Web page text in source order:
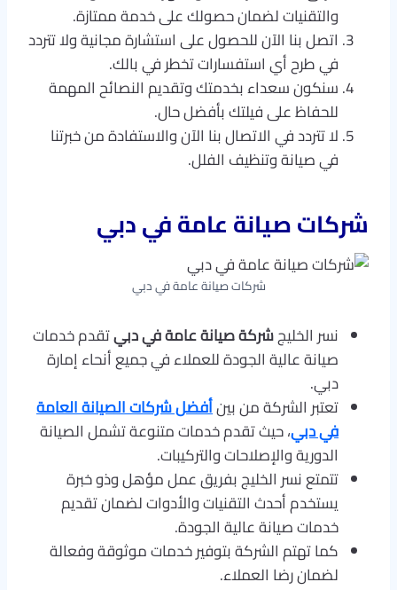
والتقنيات لضمان حصولك على خدمة ممتازة.
اتصل بنا الآن للحصول على استشارة مجانية ولا تتردد
في طرح أي استفسارات تخطر في بالك.
سنكون سعداء بخدمتك وتقديم النصائح المهمة
للحفاظ على فيلتك بأفضل حال.
لا تتردد في الاتصال بنا الآن والاستفادة من خبرتنا
في صيانة وتنظيف الفلل.
شركات صيانة عامة في دبي
شركات صيانة عامة في دبي
نسر الخليجشركة صيانة عامة في دبيتقدم خدمات
صيانة عالية الجودة للعملاء في جميع أنحاء إمارة
دبي.
تعتبر الشركة من بينأفضل شركات الصيانة العامة
في دبي، حيث تقدم خدمات متنوعة تشمل الصيانة
الدورية والإصلاحات والتركيبات.
تتمتع نسر الخليج بفريق عمل مؤهل وذو خبرة
يستخدم أحدث التقنيات والأدوات لضمان تقديم
خدمات صيانة عالية الجودة.
كما تهتم الشركة بتوفير خدمات موثوقة وفعالة
لضمان رضا العملاء.